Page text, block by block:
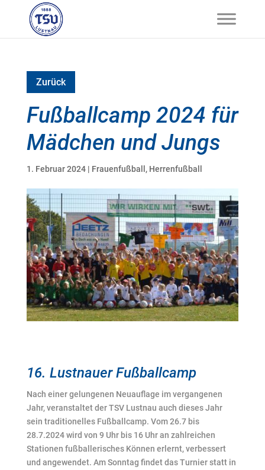
Zurück
Fußballcamp 2024 für
Mädchen und Jungs
1. Februar 2024| Frauenfußball, Herrenfußball
16. Lustnauer Fußballcamp
Nach einer gelungenen Neuauflage im vergangenen
Jahr, veranstaltet der TSV Lustnau auch dieses Jahr
sein traditionelles Fußballcamp. Vom 26.7 bis
28.7.2024 wird von 9 Uhr bis 16 Uhr an zahlreichen
Stationen fußballerisches Können erlernt, verbessert
und angewendet. Am Sonntag findet das Turnier statt in